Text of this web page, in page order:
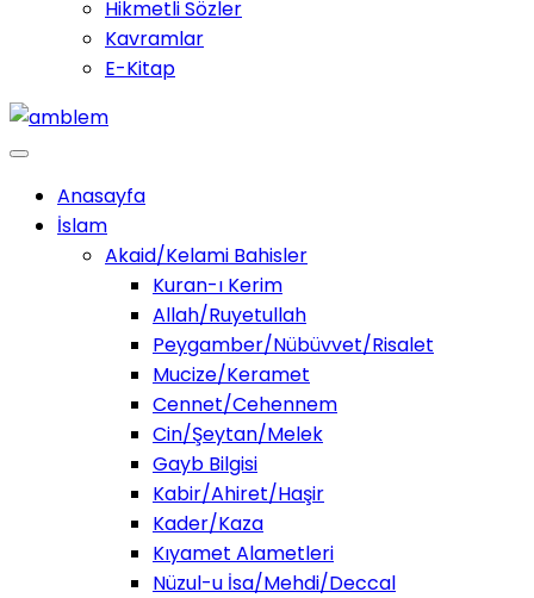
Hikmetli Sözler
Kavramlar
E-Kitap
Anasayfa
İslam
Akaid/Kelami Bahisler
Kuran-ı Kerim
Allah/Ruyetullah
Peygamber/Nübüvvet/Risalet
Mucize/Keramet
Cennet/Cehennem
Cin/Şeytan/Melek
Gayb Bilgisi
Kabir/Ahiret/Haşir
Kader/Kaza
Kıyamet Alametleri
Nüzul-u İsa/Mehdi/Deccal